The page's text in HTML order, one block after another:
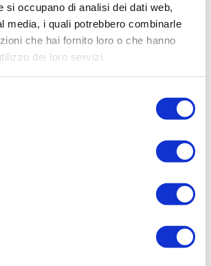
si occupano di analisi dei dati web,
media, i quali potrebbero combinarle
che hai fornito loro o che hanno
dei loro servizi.
Cod. 376576
+ Palazzina Uffici in Vendita
a Assago
con palazzina uffici su due livelli in
di mq 1585 più area esterna di mq.